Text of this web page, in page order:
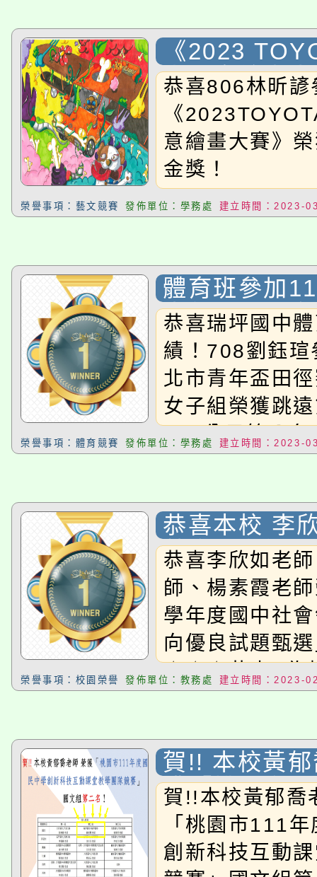
程
《2023
車創意繪畫
國中C組 金獎
恭喜806林昕諺
《
意繪畫大賽》
金獎！
榮譽事項：藝文競賽 發佈單位：學務處 建立時間：2023-
體育班參加
青年盃田徑
恭喜瑞坪國中
績！708劉鈺
北市青年盃田
女子組榮獲跳
100公尺第八
參加112台北市
公尺第二名、
名808黃靖潔
市青年盃田徑
子組榮獲100公
200公尺第七
參加112台北市
賽公開國中女
學
榮譽事項：體育競賽 發佈單位：學務處 建立時間：2023-
恭喜本校 李
蔡宏修老師
師 參加「
中社會領域
良試題甄選
優
恭喜李欣如老
師、楊素霞老
學年度國中社
向優良試題甄
☆☆☆恭喜!!為
☆☆☆
榮譽事項：校園榮譽 發佈單位：教務處 建立時間：2023-
賀!! 本校黃
獲「桃園市
民中學創新
堂教學團隊
組第二名！
賀!!本校黃郁喬
「桃園市111
創新科技互動